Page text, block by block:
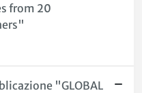
from 20
"GLOBAL